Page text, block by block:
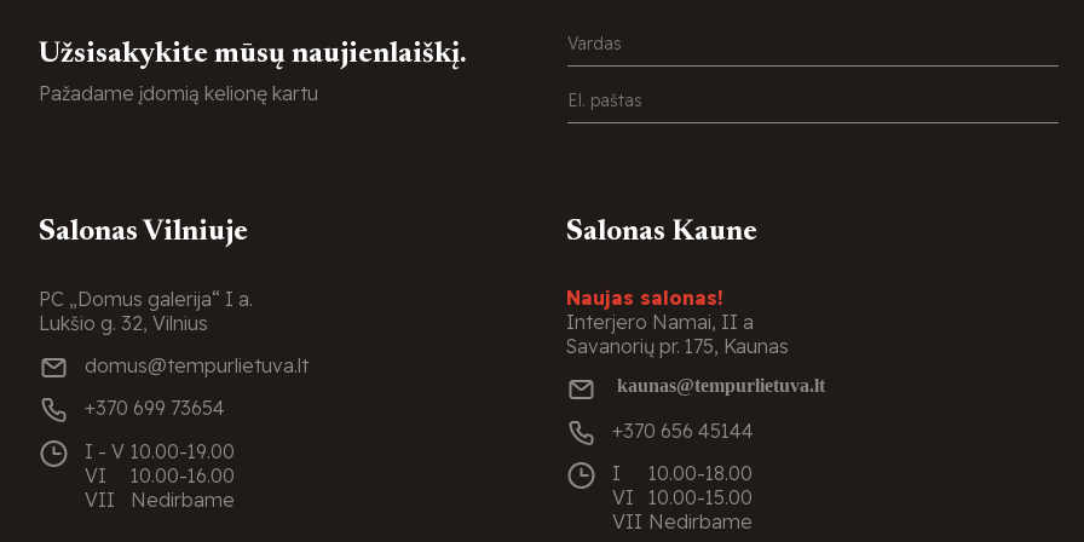
Užsisakykite mūsų naujienlaiškį.
Pažadame įdomią kelionę kartu
Salonas Vilniuje
PC „Domus galerija“ I a.
Lukšio g. 32, Vilnius
domus@tempurlietuva.lt
+370 699 73654
I - V 10.00-19.00
VI
10.00-16.00
VII
Nedirbame
Salonas Kaune
Naujas salonas!
Interjero Namai, II a
Savanorių pr. 175, Kaunas
kaunas@tempurlietuva.lt
+370 656 45144
I
10.00-18.00
VI
10.00-15.00
VII Nedirbame